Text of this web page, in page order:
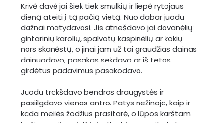
Krivė davė jai šiek tiek smulkių ir liepė rytojaus
dieną ateiti į tą pačią vietą. Nuo dabar juodu
dažnai matydavosi. Jis atnešdavo jai dovanėlių:
gintarinių karolių, spalvotų kaspinėlių ar kokių
nors skanėstų, o jinai jam už tai graudžias dainas
dainuodavo, pasakas sekdavo ar iš tetos
girdėtus padavimus pasakodavo.
Juodu trokšdavo bendros draugystės ir
pasiilgdavo vienas antro. Patys nežinojo, kaip ir
kada meilės žodžius prasitarė, o lūpos karštam